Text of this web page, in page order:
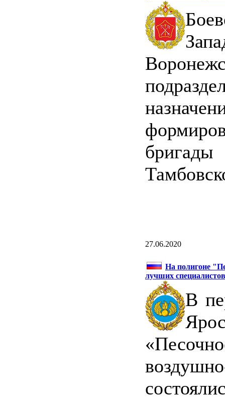
27.06.2020
На полигоне
лучших
В